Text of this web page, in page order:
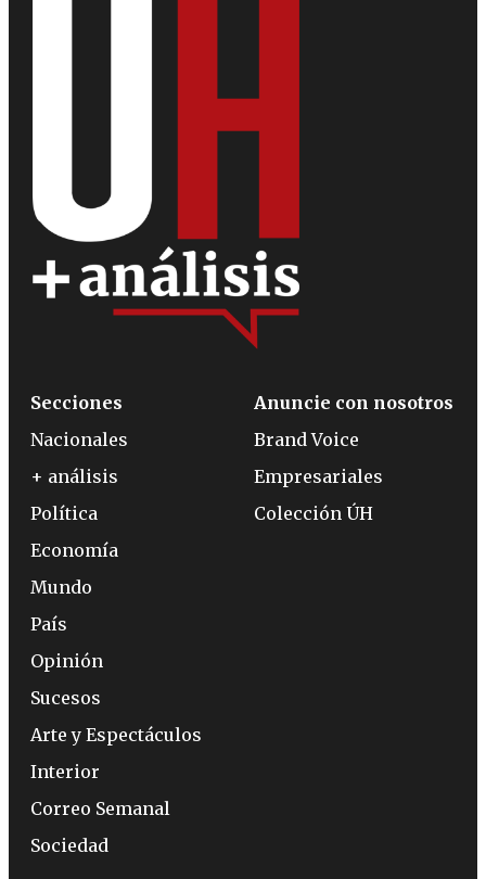
Secciones
Nacionales
+ análisis
Política
Economía
Mundo
País
Opinión
Sucesos
Arte y Espectáculos
Interior
Correo Semanal
Sociedad
Anuncie con nosotros
Brand Voice
Empresariales
Colección ÚH